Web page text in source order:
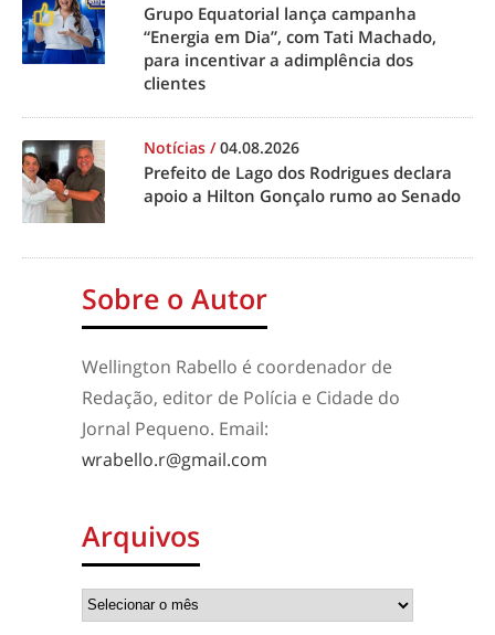
Grupo Equatorial lança campanha
“Energia em Dia”, com Tati Machado,
para incentivar a adimplência dos
clientes
Notícias /04.08.2026
Prefeito de Lago dos Rodrigues declara
apoio a Hilton Gonçalo rumo ao Senado
Sobre o Autor
Wellington Rabello é coordenador de
Redação, editor de Polícia e Cidade do
Jornal Pequeno. Email:
wrabello.r@gmail.com
Arquivos